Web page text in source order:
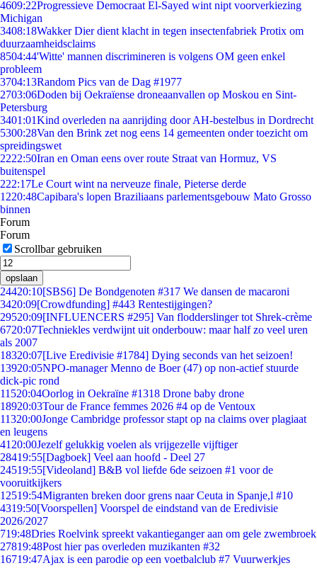
4609:22Progressieve Democraat El-Sayed wint nipt voorverkiezing
Michigan
3408:18Wakker Dier dient klacht in tegen insectenfabriek Protix om
duurzaamheidsclaims
8504:44'Witte' mannen discrimineren is volgens OM geen enkel
probleem
3704:13Random Pics van de Dag #1977
2703:06Doden bij Oekraïense droneaanvallen op Moskou en Sint-
Petersburg
3401:01Kind overleden na aanrijding door AH-bestelbus in Dordrecht
5300:28Van den Brink zet nog eens 14 gemeenten onder toezicht om
spreidingswet
2222:50Iran en Oman eens over route Straat van Hormuz, VS
buitenspel
222:17Le Court wint na nerveuze finale, Pieterse derde
1220:48Capibara's lopen Braziliaans parlementsgebouw Mato Grosso
binnen
Forum
Forum
Scrollbar gebruiken
opslaan
24420:10[SBS6] De Bondgenoten #317 We dansen de macaroni
3420:09[Crowdfunding] #443 Rentestijgingen?
29520:09[INFLUENCERS #295] Van flodderslinger tot Shrek-crème
6720:07Techniekles verdwijnt uit onderbouw: maar half zo veel uren
als 2007
18320:07[Live Eredivisie #1784] Dying seconds van het seizoen!
13920:05NPO-manager Menno de Boer (47) op non-actief stuurde
dick-pic rond
11520:04Oorlog in Oekraïne #1318 Drone baby drone
18920:03Tour de France femmes 2026 #4 op de Ventoux
11320:00Jonge Cambridge professor stapt op na claims over plagiaat
en leugens
41 20:00Jezelf gelukkig voelen als vrijgezelle vijftiger
28419:55[Dagboek] Veel aan hoofd - Deel 27
24519:55[Videoland] B&B vol liefde 6de seizoen #1 voor de
vooruitkijkers
12519:54Migranten breken door grens naar Ceuta in Spanje,l #10
4319:50[Voorspellen] Voorspel de eindstand van de Eredivisie
2026/2027
719:48Dries Roelvink spreekt vakantieganger aan om gele zwembroek
27819:48Post hier pas overleden muzikanten #32
16719:47Ajax is een parodie op een voetbalclub #7 Vuurwerkjes